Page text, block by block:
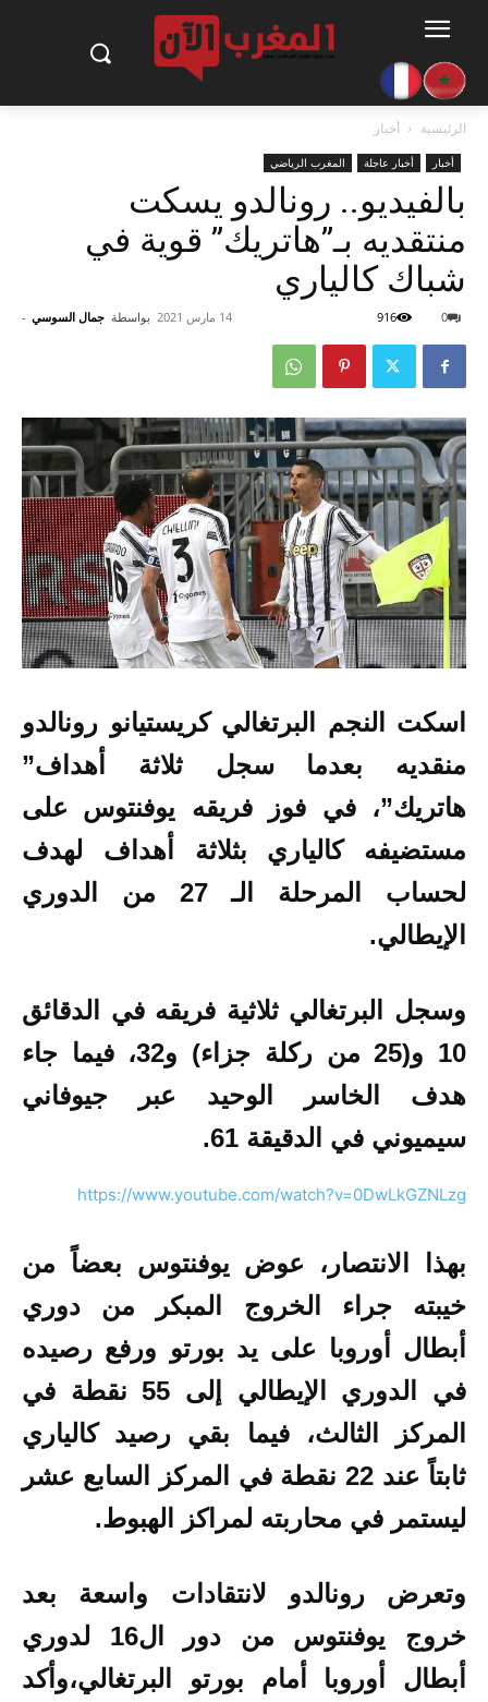
الرئيسية أخبار
أخبار أخبار عاجلة المغرب الرياضي
بالفيديو.. رونالدو يسكت
منتقديه بـ”هاتريك” قوية في
شباك كالياري
بواسطة جمال السوسي - 14 مارس 2021 0
916
اسكت
النجم البرتغالي كريستيانو رونالدو
منقديه بعدما سجل ثلاثة أهداف”
هاتريك”، في فوز
فريقه يوفنتوس على
مستضيفه كالياري بثلاثة أهداف لهدف
لحساب المرحلة الـ 27 من الدوري
الإيطالي.
وسجل البرتغالي ثلاثية فريقه في الدقائق
10 و(25 من ركلة جزاء) و32، فيما جاء
هدف الخاسر الوحيد عبر جيوفاني
سيميوني في الدقيقة 61.
https://www.youtube.com/watch?v=0DwLkGZNLzg
بهذا الانتصار، عوض يوفنتوس بعضاً من
خيبته جراء الخروج المبكر من دوري
أبطال أوروبا على يد بورتو ورفع رصيده
في الدوري الإيطالي إلى 55 نقطة في
المركز الثالث، فيما بقي رصيد كالياري
ثابتاً عند 22 نقطة في المركز السابع عشر
ليستمر في محاربته لمراكز الهبوط.
وتعرض رونالدو لانتقادات واسعة بعد
خروج يوفنتوس من دور ال16 لدوري
أبطال أوروبا أمام بورتو البرتغالي،وأكد